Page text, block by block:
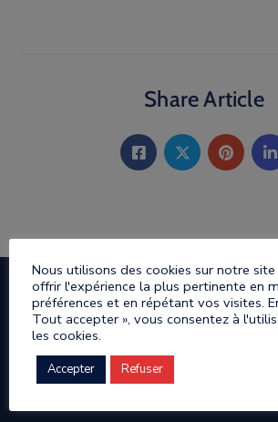
Share Article
Nous utilisons des cookies sur notre
offrir l'expérience la plus pertinente en
préférences et en répétant vos visites.
Tout accepter », vous consentez à
les cookies.
Accepter Refuser